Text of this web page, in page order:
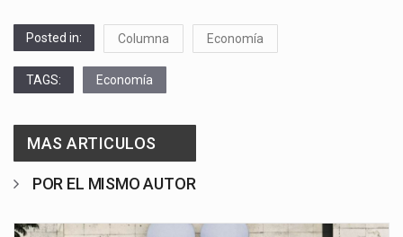
Posted in: Columna Economía
TAGS: Economía
MAS ARTICULOS
POR EL MISMO AUTOR